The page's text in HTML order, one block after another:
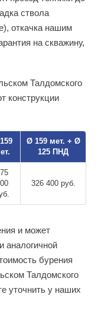
ствола
откачка нашим
на скважину,
Талдомского
конструкции
Ø 159 мет. + Ø
125 ПНД
326 400 руб.
и может
аналогичной
бурения
Талдомского
уточнить у наших